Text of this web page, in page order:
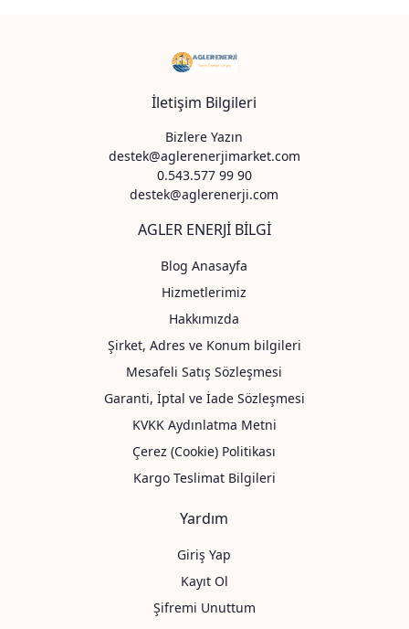
AGLER ENERJİ BİLGİ
Blog Anasayfa
Hizmetlerimiz
Hakkımızda
Şirket, Adres ve Konum bilgileri
Mesafeli Satış Sözleşmesi
Garanti, İptal ve İade Sözleşmesi
KVKK Aydınlatma Metni
Çerez (Cookie) Politikası
Kargo Teslimat Bilgileri
İletişim Bilgileri
Bizlere Yazın
destek@aglerenerjimarket.com
0.543.577 99 90
destek@aglerenerji.com
Yardım
Giriş Yap
Kayıt Ol
Şifremi Unuttum